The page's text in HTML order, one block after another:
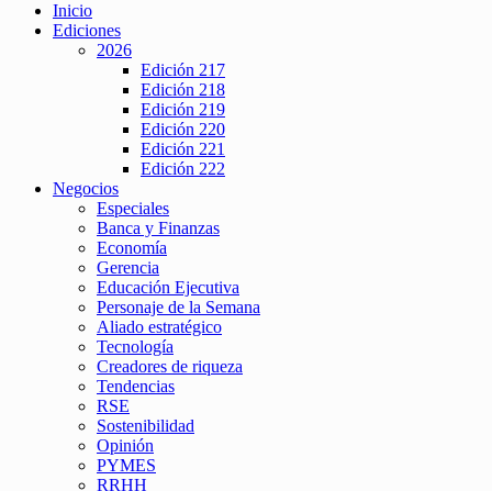
Inicio
Ediciones
2026
Edición 217
Edición 218
Edición 219
Edición 220
Edición 221
Edición 222
Negocios
Especiales
Banca y Finanzas
Economía
Gerencia
Educación Ejecutiva
Personaje de la Semana
Aliado estratégico
Tecnología
Creadores de riqueza
Tendencias
RSE
Sostenibilidad
Opinión
PYMES
RRHH